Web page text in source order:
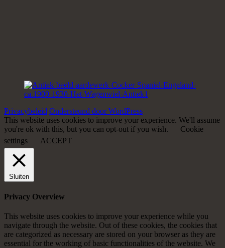
Privacybeleid Ondersteund door WordPress
This website uses cookies to improve your experience. We'll assume
you're ok with this, but you can opt-out if you wish.
Cookie
settings
ACCEPT
Sluiten
Privacy Overview
This website uses cookies to improve your experience while you
navigate through the website. Out of these cookies, the cookies that
are categorized as necessary are stored on your browser as they are
essential for the working of basic functionalities of the website. We